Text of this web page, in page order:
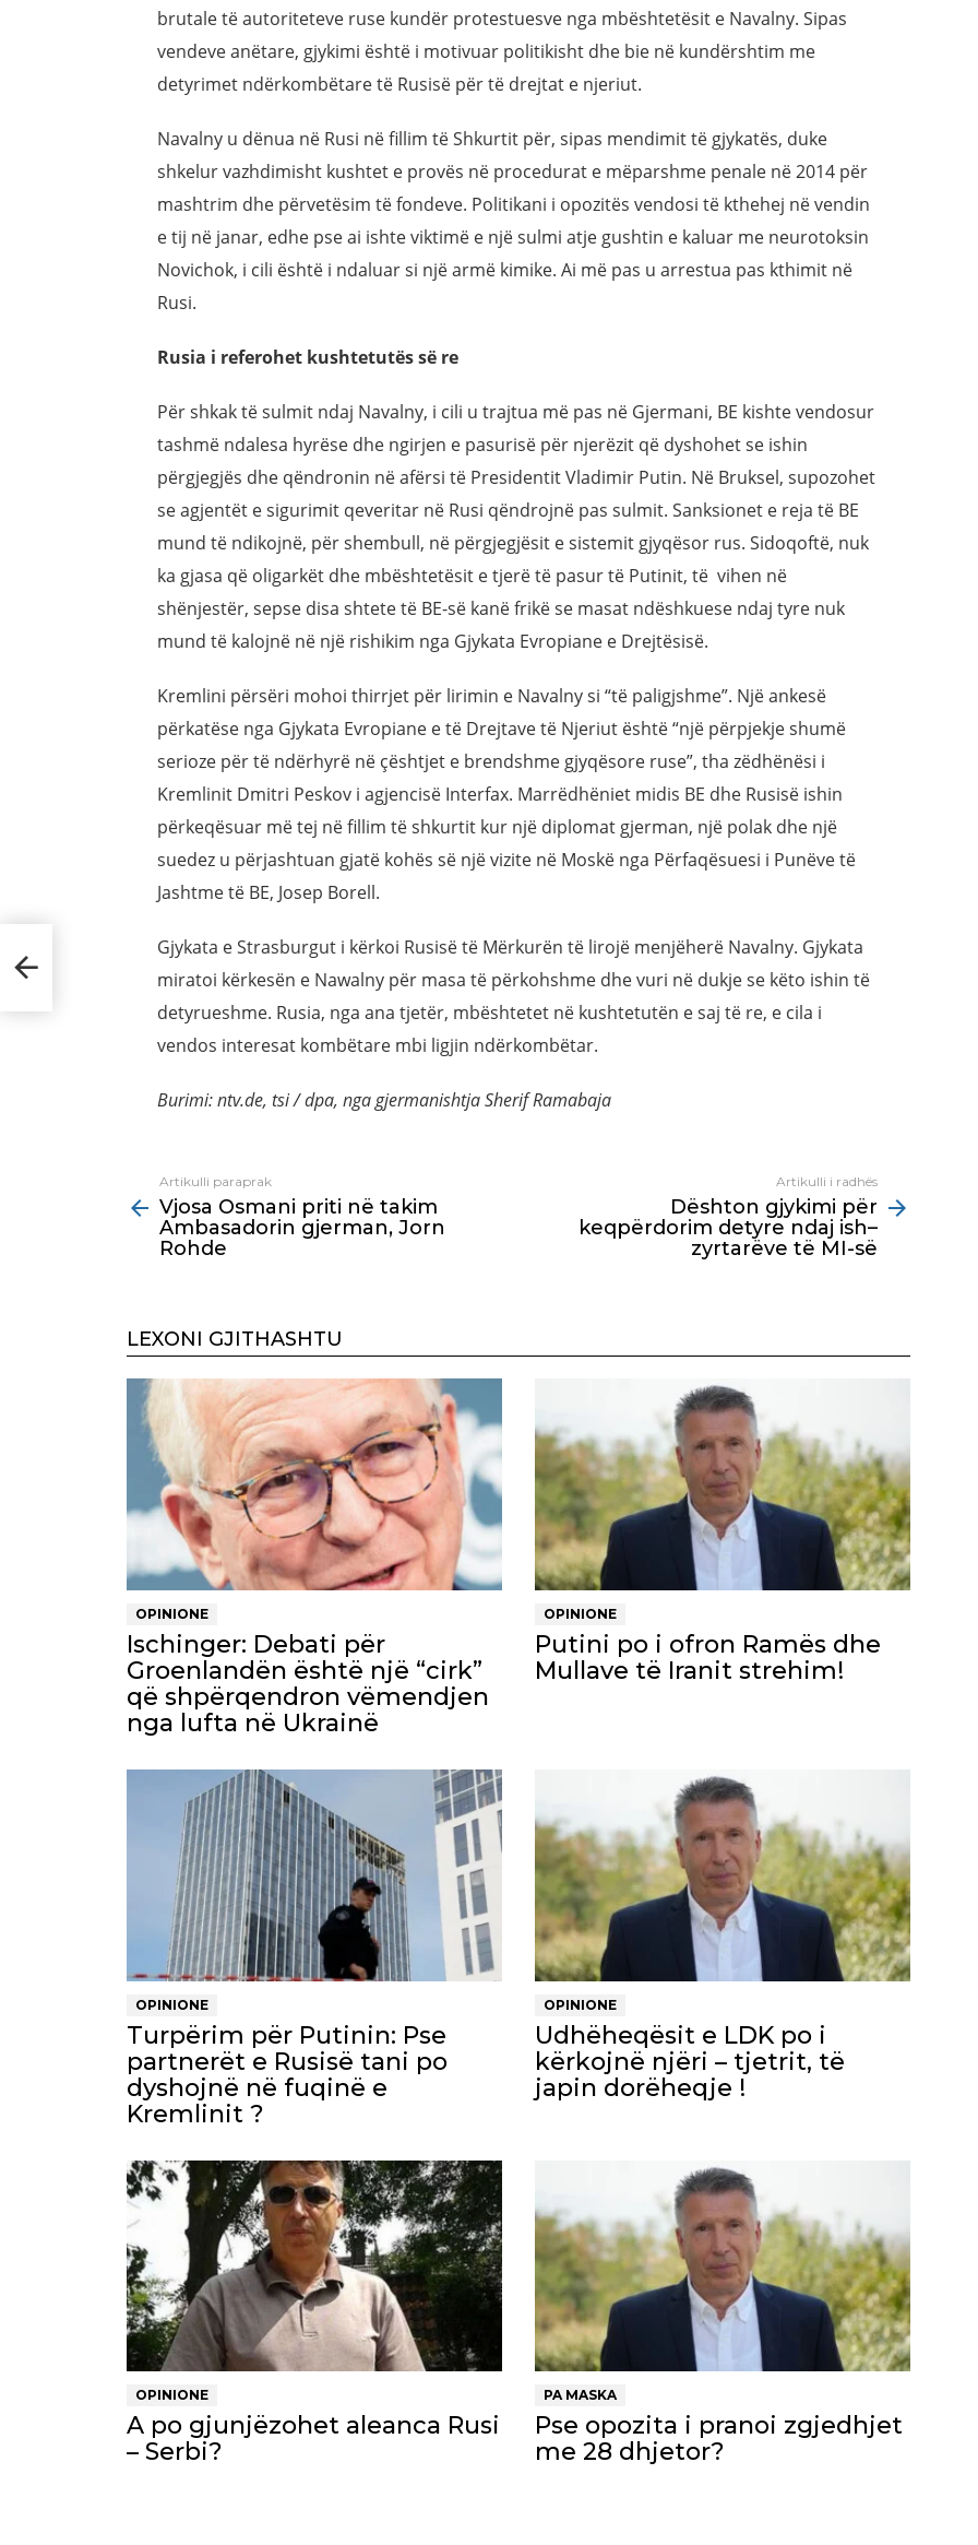
brutale të autoriteteve ruse kundër protestuesve nga mbështetësit e Navalny. Sipas
vendeve anëtare, gjykimi është i motivuar politikisht dhe bie në kundërshtim me
detyrimet ndërkombëtare të Rusisë për të drejtat e njeriut.
Navalny u dënua në Rusi në fillim të Shkurtit për, sipas mendimit të gjykatës, duke
shkelur vazhdimisht kushtet e provës në procedurat e mëparshme penale në 2014 për
mashtrim dhe përvetësim të fondeve. Politikani i opozitës vendosi të kthehej në vendin
e tij në janar, edhe pse ai ishte viktimë e një sulmi atje gushtin e kaluar me neurotoksin
Novichok, i cili është i ndaluar si një armë kimike. Ai më pas u arrestua pas kthimit në
Rusi.
Rusia i referohet kushtetutës së re
Për shkak të sulmit ndaj Navalny, i cili u trajtua më pas në Gjermani, BE kishte vendosur
tashmë ndalesa hyrëse dhe ngirjen e pasurisë për njerëzit që dyshohet se ishin
përgjegjës dhe qëndronin në afërsi të Presidentit Vladimir Putin. Në Bruksel, supozohet
se agjentët e sigurimit qeveritar në Rusi qëndrojnë pas sulmit. Sanksionet e reja të BE
mund të ndikojnë, për shembull, në përgjegjësit e sistemit gjyqësor rus. Sidoqoftë, nuk
ka gjasa që oligarkët dhe mbështetësit e tjerë të pasur të Putinit, të vihen në
shënjestër, sepse disa shtete të BE-së kanë frikë se masat ndëshkuese ndaj tyre nuk
mund të kalojnë në një rishikim nga Gjykata Evropiane e Drejtësisë.
Kremlini përsëri mohoi thirrjet për lirimin e Navalny si “të paligjshme”. Një ankesë
përkatëse nga Gjykata Evropiane e të Drejtave të Njeriut është “një përpjekje shumë
serioze për të ndërhyrë në çështjet e brendshme gjyqësore ruse”, tha zëdhënësi i
Kremlinit Dmitri Peskov i agjencisë Interfax. Marrëdhëniet midis BE dhe Rusisë ishin
përkeqësuar më tej në fillim të shkurtit kur një diplomat gjerman, një polak dhe një
suedez u përjashtuan gjatë kohës së një vizite në Moskë nga Përfaqësuesi i Punëve të
Jashtme të BE, Josep Borell.
Gjykata e Strasburgut i kërkoi Rusisë të Mërkurën të lirojë menjëherë Navalny. Gjykata
miratoi kërkesën e Nawalny për masa të përkohshme dhe vuri në dukje se këto ishin të
detyrueshme. Rusia, nga ana tjetër, mbështetet në kushtetutën e saj të re, e cila i
vendos interesat kombëtare mbi ligjin ndërkombëtar.
Burimi: ntv.de, tsi / dpa, nga gjermanishtja Sherif Ramabaja
more
Artikulli paraprak
Vjosa Osmani priti në takim
Ambasadorin gjerman, Jorn
Rohde
Artikulli i radhës
Dështon gjykimi për
keqpërdorim detyre ndaj ish–
zyrtarëve të MI-së
LEXONI GJITHASHTU
OPINIONE
Ischinger: Debati për
Groenlandën është një “cirk”
që shpërqendron vëmendjen
nga lufta në Ukrainë
OPINIONE
Putini po i ofron Ramës dhe
Mullave të Iranit strehim!
OPINIONE
Turpërim për Putinin: Pse
partnerët e Rusisë tani po
dyshojnë në fuqinë e
Kremlinit ?
OPINIONE
Udhëheqësit e LDK po i
kërkojnë njëri – tjetrit, të
japin dorëheqje !
OPINIONE
A po gjunjëzohet aleanca Rusi
– Serbi?
PA MASKA
Pse opozita i pranoi zgjedhjet
me 28 dhjetor?